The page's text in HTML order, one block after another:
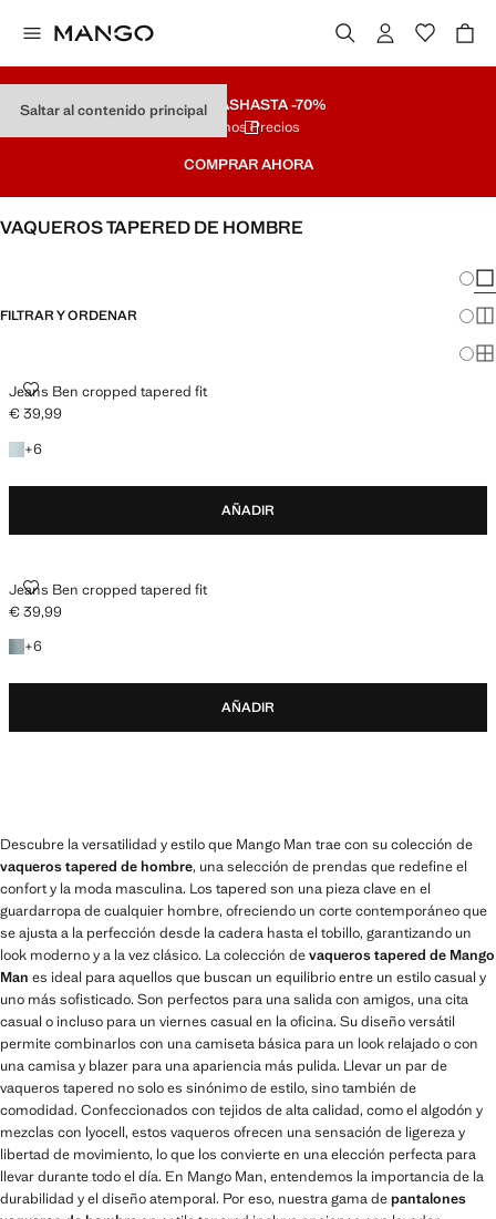
Saltar al contenido principal
REBAJASHASTA -70%
Últimos Precios
COMPRAR AHORA
VAQUEROS TAPERED DE HOMBRE
FILTRAR Y ORDENAR
Jeans Ben cropped tapered fit
JEANS BEN CROPPED TAPERED FIT
Precio actual [€ 39,99 ]
€ 39,99
+6
+6 colores
AÑADIR
Jeans Ben cropped tapered fit
JEANS BEN CROPPED TAPERED FIT
Precio actual [€ 39,99 ]
€ 39,99
+6
+6 colores
AÑADIR
Descubre la versatilidad y estilo que Mango Man trae con su colección de
vaqueros tapered de hombre, una selección de prendas que redefine el
confort y la moda masculina. Los tapered son una pieza clave en el
guardarropa de cualquier hombre, ofreciendo un corte contemporáneo que
se ajusta a la perfección desde la cadera hasta el tobillo, garantizando un
look moderno y a la vez clásico. La colección devaqueros tapered de Mango
Man es ideal para aquellos que buscan un equilibrio entre un estilo casual y
uno más sofisticado. Son perfectos para una salida con amigos, una cita
casual o incluso para un viernes casual en la oficina. Su diseño versátil
permite combinarlos con una camiseta básica para un look relajado o con
una camisa y blazer para una apariencia más pulida. Llevar un par de
vaqueros tapered no solo es sinónimo de estilo, sino también de
comodidad. Confeccionados con tejidos de alta calidad, como el algodón y
mezclas con lyocell, estos vaqueros ofrecen una sensación de ligereza y
libertad de movimiento, lo que los convierte en una elección perfecta para
llevar durante todo el día. En Mango Man, entendemos la importancia de la
durabilidad y el diseño atemporal. Por eso, nuestra gama depantalones